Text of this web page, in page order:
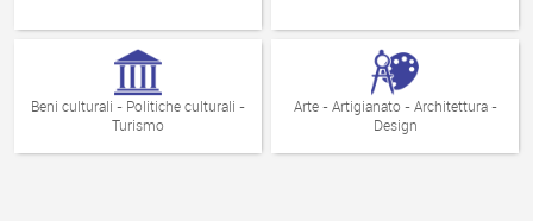
Beni culturali - Politiche culturali -
Turismo
Arte - Artigianato - Architettura -
Design